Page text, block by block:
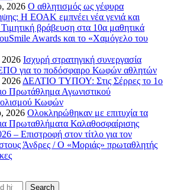
2026 Ο αθλητισμός ως γέφυρα
Η ΕΟΑΚ εμπνέει νέα γενιά και
βράβευση στα 10α μαθητικά
Awards και το «Χαμόγελο του
2026 Ισχυρή στρατηγική συνεργασία
για το ποδόσφαιρο Κωφών αθλητών
2026 ΔΕΛΤΙΟ ΤΥΠΟΥ: Στις Σέρρες το 1ο
Πρωτάθλημα Αγωνιστικού
Κωφών
2026 Ολοκληρώθηκαν με επιτυχία τα
Πρωταθλήματα Καλαθοσφαίρισης
– Επιστροφή στον τίτλο για τον
Άνδρες / Ο «Μοριάς» πρωταθλητής